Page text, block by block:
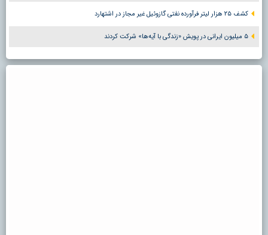
کشف ۲۵ هزار لیتر فرآورده نفتی گازوئیل غیر مجاز در اشتهارد
۵ میلیون ایرانی در پویش «زندگی با آیه‌ها» شرکت کردند